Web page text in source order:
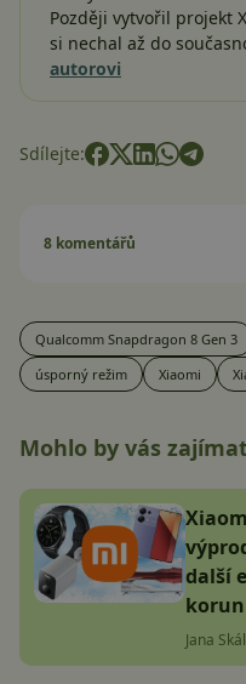
Později vytvořil projekt
si nechal až do
autorovi
Sdílejte:
8 komentářů
Qualcomm Snapdragon 8 Gen 3
úsporný režim
Xiaomi
Mohlo by vás
další
korun
Jana